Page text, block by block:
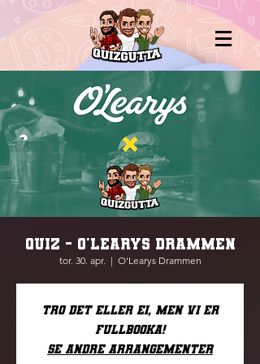
QUIZ - O'LEARYS DRAMMEN
tor. 30. apr.
  |
O'Learys Drammen
Tro det eller ei, men vi er
fullbooka!
Se andre arrangementer